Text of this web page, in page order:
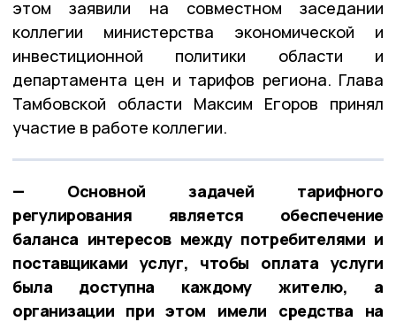
этом заявили на совместном заседании
коллегии министерства экономической и
инвестиционной политики области и
департамента цен и тарифов региона. Глава
Тамбовской области Максим Егоров принял
участие в работе коллегии.
— Основной задачей тарифного
регулирования является обеспечение
баланса интересов между потребителями и
поставщиками услуг, чтобы оплата услуги
была доступна каждому жителю, а
организации при этом имели средства на